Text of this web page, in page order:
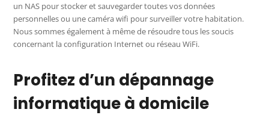
un NAS pour stocker et sauvegarder toutes vos données
personnelles ou une caméra wifi pour surveiller votre habitation.
Nous sommes également à même de résoudre tous les soucis
concernant la configuration Internet ou réseau WiFi.
Profitez d’un dépannage
informatique à domicile